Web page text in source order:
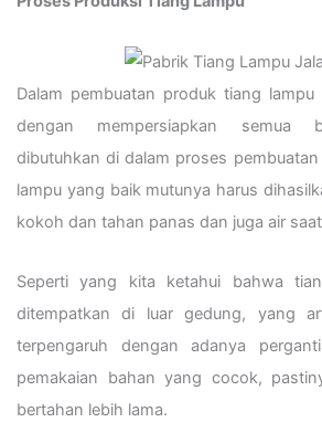
Dalam pembuatan produk tiang
dengan mempersiapkan semua
dibutuhkan di dalam proses
lampu yang baik mutunya harus
kokoh dan tahan panas dan juga air
Seperti yang kita ketahui bahwa
ditempatkan di luar gedung, yang
terpengaruh dengan adanya
pemakaian bahan yang cocok,
bertahan lebih lama.